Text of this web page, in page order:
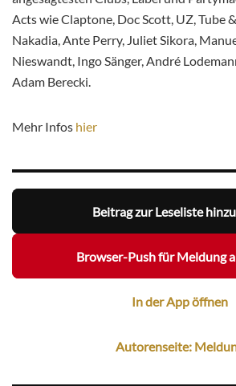
Acts wie Claptone, Doc Scott, UZ, Tube
Nakadia, Ante Perry, Juliet Sikora,
Nieswandt, Ingo Sänger, André
Adam Berecki.
Mehr Infos hier
Beitrag zur Leseliste
Browser-Push für Meldung
In der App öffnen
Autorenseite: